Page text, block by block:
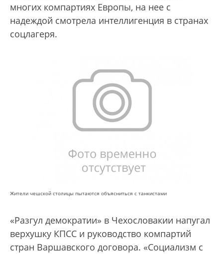
многих компартиях Европы, на нее с
надеждой смотрела интеллигенция в странах
соцлагеря.
Жители чешской столицы пытаются объясниться с танкистами
«Разгул демократии» в Чехословакии напугал
верхушку КПСС и руководство компартий
стран Варшавского договора. «Социализм с